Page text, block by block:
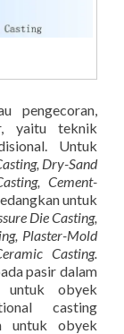
pengecoran,
yaitu teknik
Untuk
Dry-Sand
Cement-
untuk
Die Casting,
Plaster-Mold
Casting.
pasir dalam
untuk obyek
casting
untuk obyek